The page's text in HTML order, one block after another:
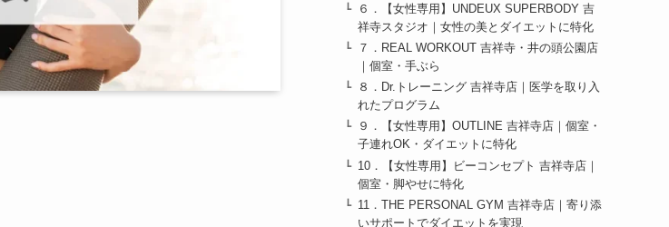
６．【女性専用】UNDEUX SUPERBODY 吉
祥寺スタジオ｜女性の美とダイエットに特化
７．REAL WORKOUT 吉祥寺・井の頭公園店
｜個室・手ぶら
８．Dr.トレーニング 吉祥寺店｜医学を取り入
れたプログラム
９．【女性専用】OUTLINE 吉祥寺店｜個室・
子連れOK・ダイエットに特化
10．【女性専用】ビーコンセプト 吉祥寺店｜
個室・脚やせに特化
11．THE PERSONAL GYM 吉祥寺店｜寄り添
いサポートでダイエットを実現